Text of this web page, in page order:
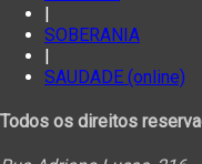
|
SOBERANIA
|
SAUDADE (online)
Todos os direitos